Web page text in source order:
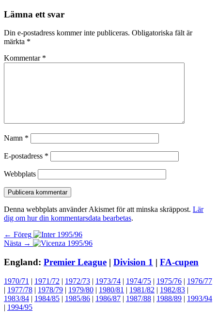
Lämna ett svar
Din e-postadress kommer inte publiceras. Obligatoriska fält är
märkta *
Kommentar *
Namn *
E-postadress *
Webbplats
Denna webbplats använder Akismet för att minska skräppost. Lär
dig om hur din kommentarsdata bearbetas.
Inläggsnavigering
← Föreg Föregående
inlägg:
Nästa → Nästa
England: Premier League | Division 1 | FA-cupen
1970/71 | 1971/72 | 1972/73 | 1973/74 | 1974/75 | 1975/76 | 1976/77
| 1977/78 | 1978/79 | 1979/80 | 1980/81 | 1981/82 | 1982/83 |
1983/84 | 1984/85 | 1985/86 | 1986/87 | 1987/88 | 1988/89 | 1993/94
| 1994/95